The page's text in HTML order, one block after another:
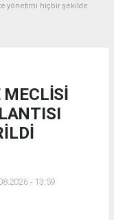
yönetimi hiçbir şekilde
MECLİSİ
- 13:59